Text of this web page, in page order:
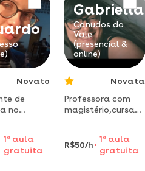
Novato
de
no
e química
1 a aula
gratuita
Gabriella
Canudos do
Vale
(presencial &
online)
Novata
Professora com
área com crianças
de 10 a 12 anos.
R$50/h
1 aaula
gratuita